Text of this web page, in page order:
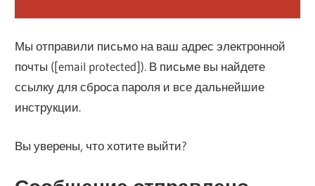
Мы отправили письмо на ваш адрес электронной
почты ([email protected]). В письме вы найдете
ссылку для сброса пароля и все дальнейшие
инструкции.
Вы уверены, что хотите выйти?